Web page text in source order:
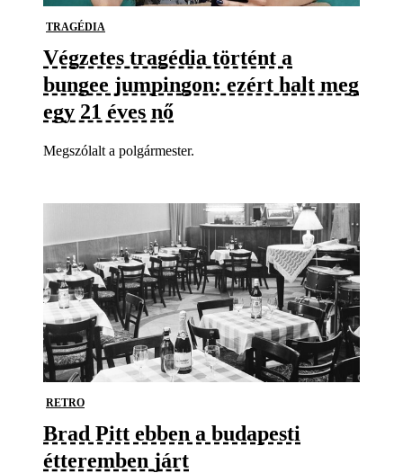
TRAGÉDIA
Végzetes tragédia történt a
bungee jumpingon: ezért halt meg
egy 21 éves nő
Megszólalt a polgármester.
RETRO
Brad Pitt ebben a budapesti
étteremben járt